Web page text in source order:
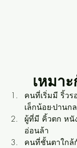
เหมา
คนที่เริ่มมี ริ้ว
เล็กน้อย-ปานก
ผู้ที่มี คิ้วตก หนั
อ่อนล้า
คนที่ชั้นตาใกล้